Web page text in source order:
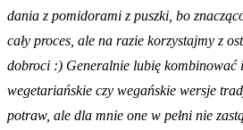
dania z pomidorami z puszki, bo
cały proces, ale na razie korzystajmy z
dobroci :) Generalnie lubię kombinować
wegetariańskie czy wegańskie wersje
potraw, ale dla mnie one w pełni nie